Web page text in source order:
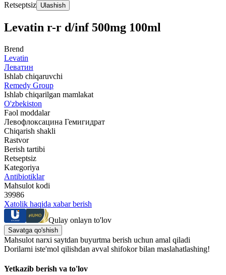
Retseptsiz Ulashish
Levatin r-r d/inf 500mg 100ml
Brend
Levatin
Леватин
Ishlab chiqaruvchi
Remedy Group
Ishlab chiqarilgan mamlakat
O'zbekiston
Faol moddalar
Левофлоксацина Гемигидрат
Chiqarish shakli
Rastvor
Berish tartibi
Retseptsiz
Kategoriya
Antibiotiklar
Mahsulot kodi
39986
Xatolik haqida xabar berish
Qulay onlayn to'lov
Savatga qo'shish
Mahsulot narxi saytdan buyurtma berish uchun amal qiladi
Dorilarni iste'mol qilishdan avval shifokor bilan maslahatlashing!
Yetkazib berish va to'lov